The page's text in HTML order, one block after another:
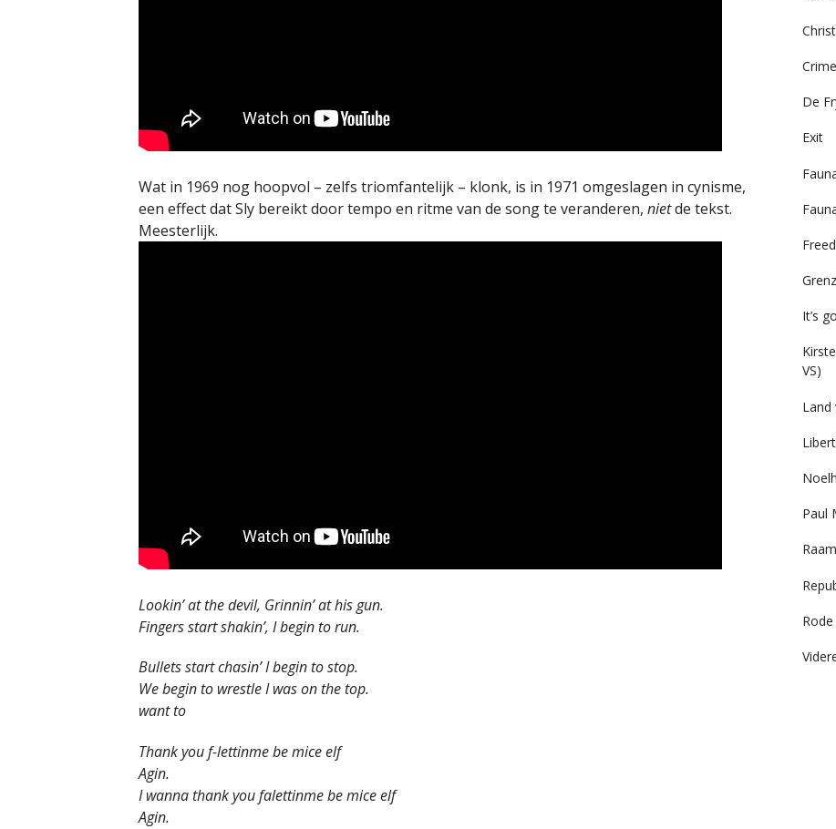
Wat in 1969 nog hoopvol – zelfs triomfantelijk – klonk, is in 1971 omgeslagen in cynisme,
een effect dat Sly bereikt door tempo en ritme van de song te veranderen, nietde tekst.
Meesterlijk.
Lookin’ at the devil, Grinnin’ at his gun.
Fingers start shakin’, I begin to run.
Bullets start chasin’ I begin to stop.
We begin to wrestle I was on the top.
want to
Thank you f-lettinme be mice elf
Agin.
I wanna thank you falettinme be mice elf
Agin.
De
Exit
It’s
VS)
Land
Paul